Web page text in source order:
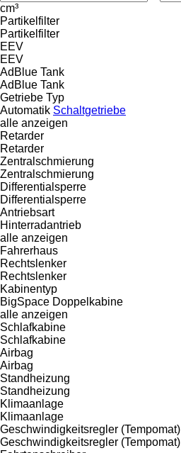
cm³
Partikelfilter
Partikelfilter
EEV
EEV
AdBlue Tank
AdBlue Tank
Getriebe Typ
Automatik Schaltgetriebe
alle anzeigen
Retarder
Retarder
Zentralschmierung
Zentralschmierung
Differentialsperre
Differentialsperre
Antriebsart
Hinterradantrieb
alle anzeigen
Fahrerhaus
Rechtslenker
Rechtslenker
Kabinentyp
BigSpace Doppelkabine
alle anzeigen
Schlafkabine
Schlafkabine
Airbag
Airbag
Standheizung
Standheizung
Klimaanlage
Klimaanlage
Geschwindigkeitsregler (Tempomat)
Geschwindigkeitsregler (Tempomat)